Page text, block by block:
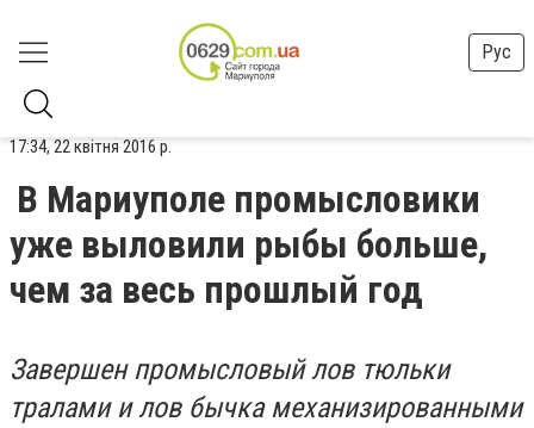
Рус
17:34, 22 квітня 2016 р.
В Мариуполе промысловики
уже выловили рыбы больше,
чем за весь прошлый год
Завершен промысловый лов тюльки
тралами и лов бычка механизированными